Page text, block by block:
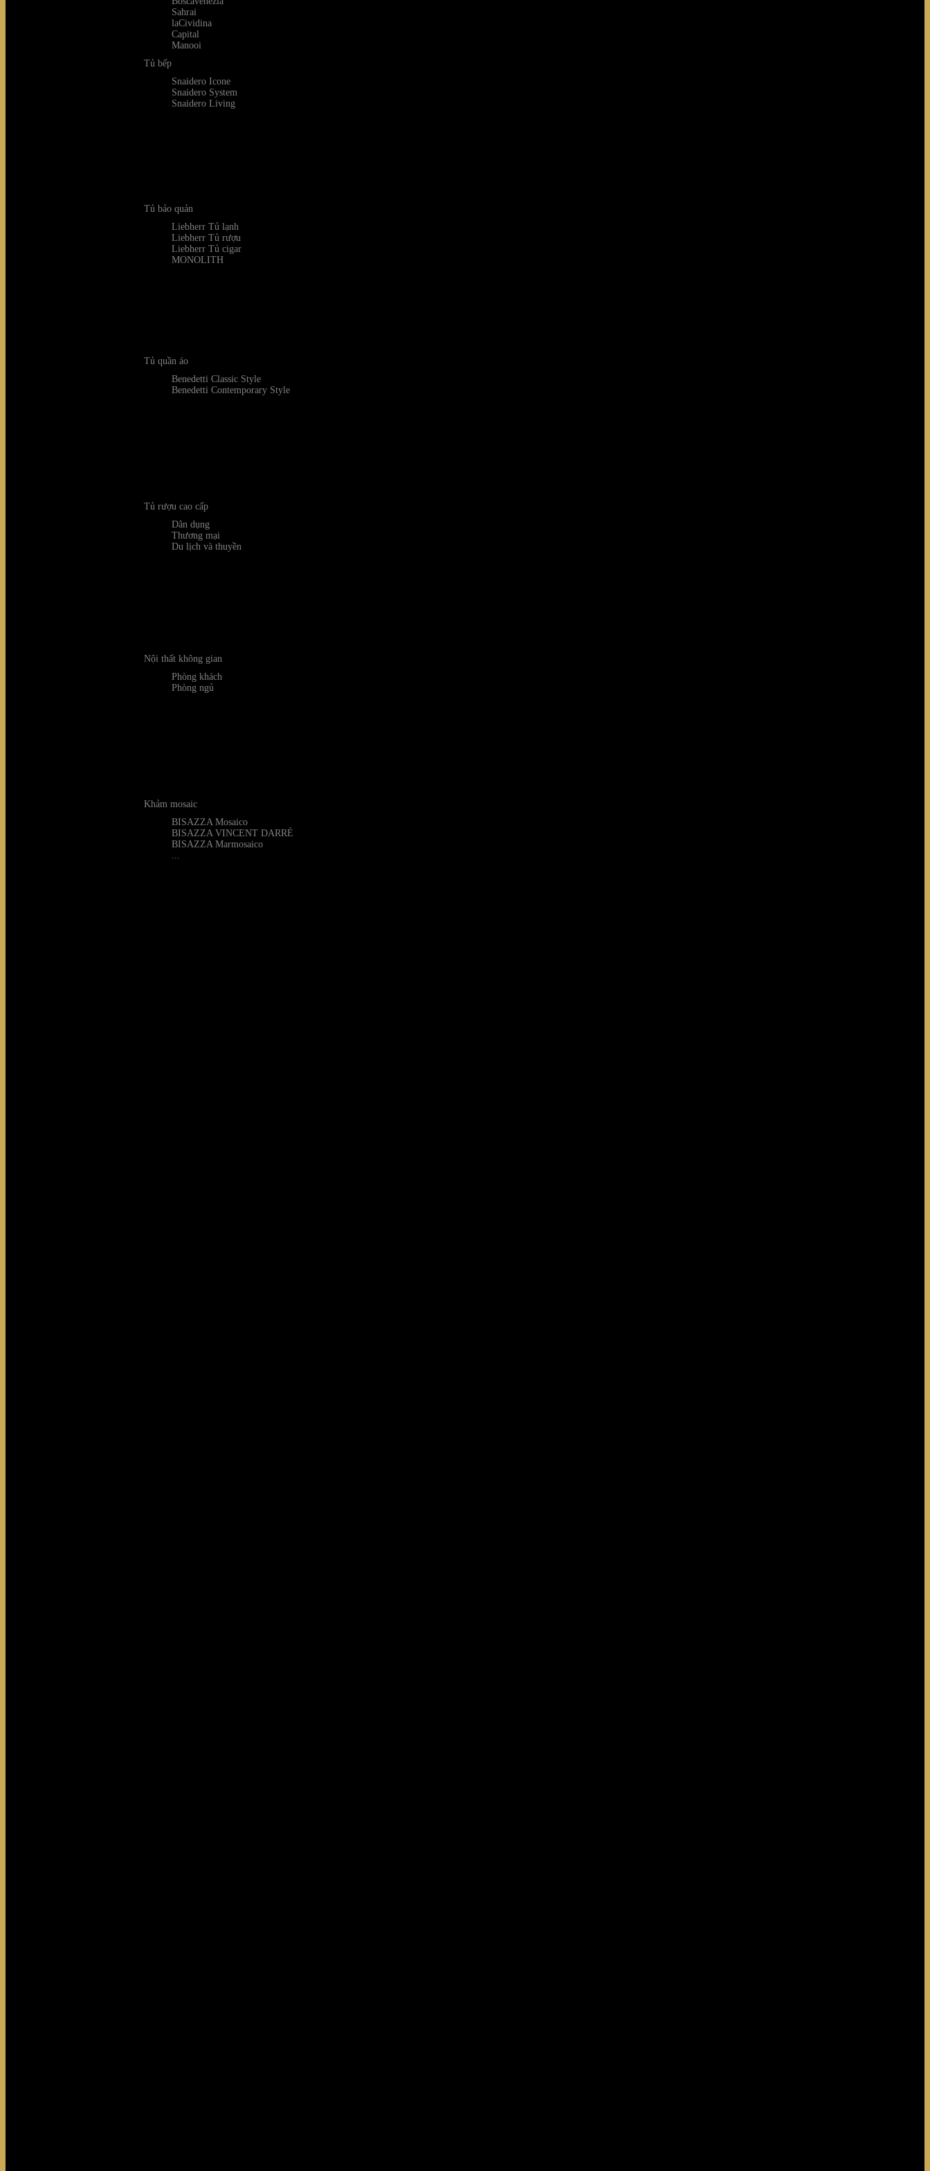
Sahrai
laCividina
Capital
Manooi
Tủ bếp
Snaidero Icone
Snaidero System
Snaidero Living
Tủ bảo quản
Liebherr Tủ lạnh
Liebherr Tủ rượu
Liebherr Tủ cigar
MONOLITH
Tủ quần áo
Benedetti Classic Style
Benedetti Contemporary Style
Tủ rượu cao cấp
Dân dụng
Thương mại
Du lịch và thuyền
Nội thất không gian
Phòng khách
Phòng ngủ
Khảm mosaic
BISAZZA Mosaico
BISAZZA VINCENT DARRÉ
BISAZZA Marmosaico
...